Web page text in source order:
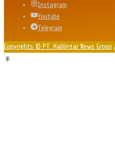
Instagram
Youtube
Telegram
Copyrights © PT. Halilintar News Group